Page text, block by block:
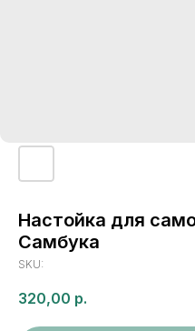
Настойка для
Самбука
SKU:
320,00 р.